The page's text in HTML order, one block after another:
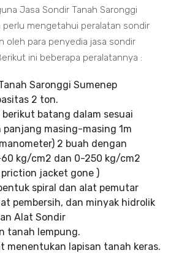
Jasa Sondir Tanah Saronggi
perlu mengetahui peralatan sondir
oleh para penyedia jasa sondir
ini beberapa peralatannya :
Saronggi Sumenep
2 ton.
berikut batang dalam sesuai
masing-masing 1m
2 buah dengan
kg/cm2 dan 0-250 kg/cm2
jacket gone )
spiral dan alat pemutar
pembersih, dan minyak hidrolik
Alat Sondir
tanah lempung.
menentukan lapisan tanah keras.